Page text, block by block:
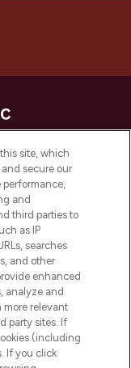
online
met de
en
gratis
site, which
secure our
performance,
and
third parties to
as IP
searches
and other
enhanced
analyze and
more relevant
party sites. If
(including
If you click